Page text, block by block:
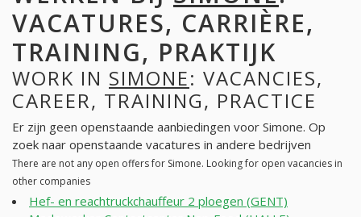
VACATURES, CARRIÈRE,
TRAINING, PRAKTIJK
WORK IN SIMONE: VACANCIES,
CAREER, TRAINING, PRACTICE
Er zijn geen openstaande aanbiedingen voor Simone. Op
zoek naar openstaande vacatures in andere bedrijven
There are not any open offers for Simone. Looking for open vacancies in
other companies
Hef- en reachtruckchauffeur 2 ploegen (GENT)